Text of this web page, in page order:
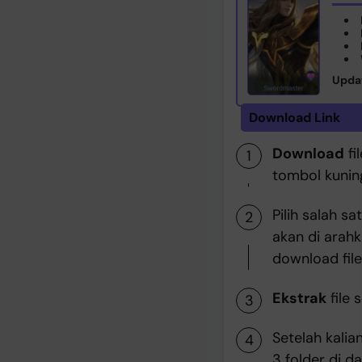
Download Link
Download
tombol
Pilih salah
akan di
download file
Ekstrak file
Setelah